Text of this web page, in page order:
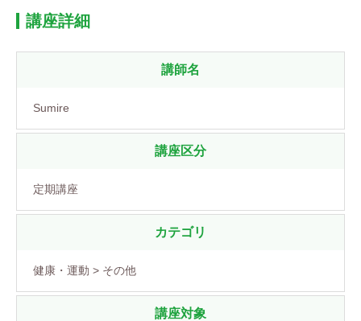
講座詳細
講師名
Sumire
講座区分
定期講座
カテゴリ
健康・運動 > その他
講座対象